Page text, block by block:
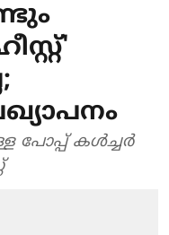
കള്‍ച്ചര്‍